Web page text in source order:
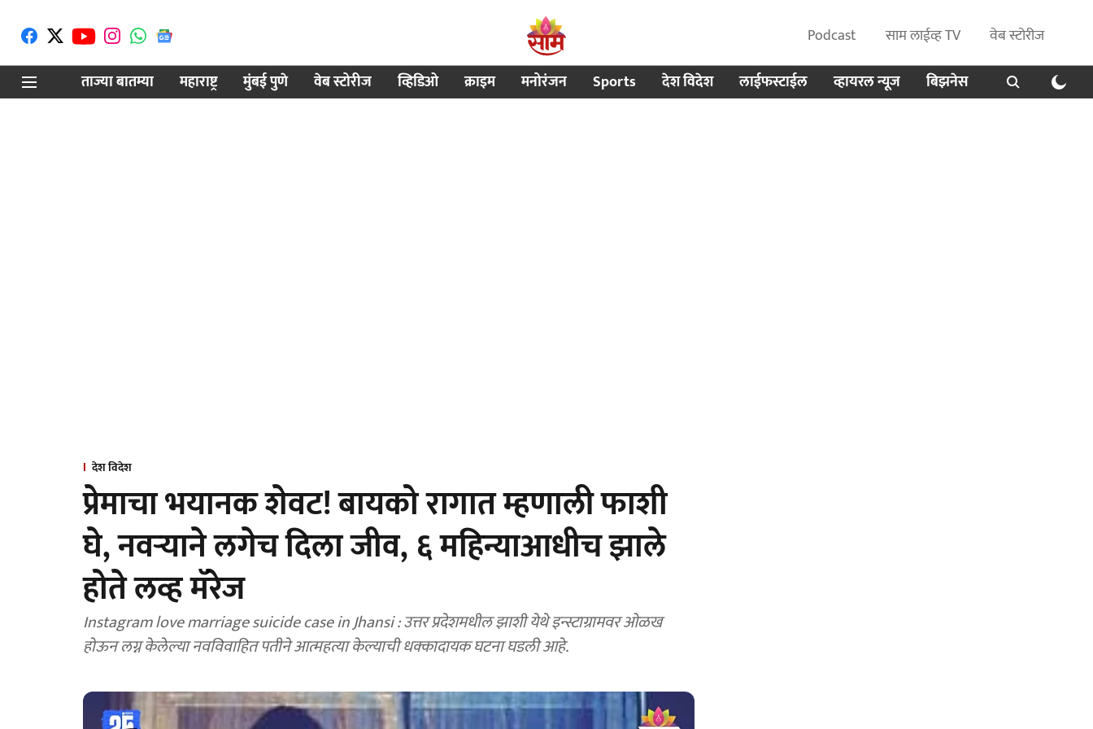
Podcast साम लाईव्ह TV
वेब स्टोरीज
ताज्या बातम्या
महाराष्ट्र मुंबई पुणे वेब स्टोरीज व्हिडिओ क्राइम मनोरंजन Sports देश विदेश लाईफस्टाईल व्हायरल न्यूज बिझनेस
देश विदेश
प्रेमाचा भयानक शेवट! बायको रागात म्हणाली फाशी
घे, नवऱ्याने लगेच दिला जीव, ६ महिन्याआधीच झाले
होते लव्ह मॅरेज
Instagram love marriage suicide case in Jhansi : उत्तर प्रदेशमधील झाशी येथे इन्स्टाग्रामवर ओळख
होऊन लग्न केलेल्या नवविवाहित पतीने आत्महत्या केल्याची धक्कादायक घटना घडली आहे.